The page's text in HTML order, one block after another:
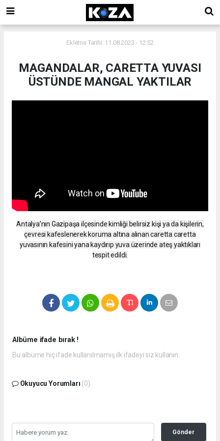
Ekleme Tarihi: 11.08.2023 - 12:52
MAGANDALAR, CARETTA YUVASI
ÜSTÜNDE MANGAL YAKTILAR
Antalya’nın Gazipaşa ilçesinde kimliği belirsiz kişi ya da kişilerin,
çevresi kafeslenerek koruma altına alınan caretta caretta
yuvasının kafesini yana kaydırıp yuva üzerinde ateş yaktıkları
tespit edildi.
Albüme ifade bırak !
Bu albüme hiç ifade kullanılmamış ilk ifadeyi siz kullanın.
Okuyucu Yorumları (0)
Gönder